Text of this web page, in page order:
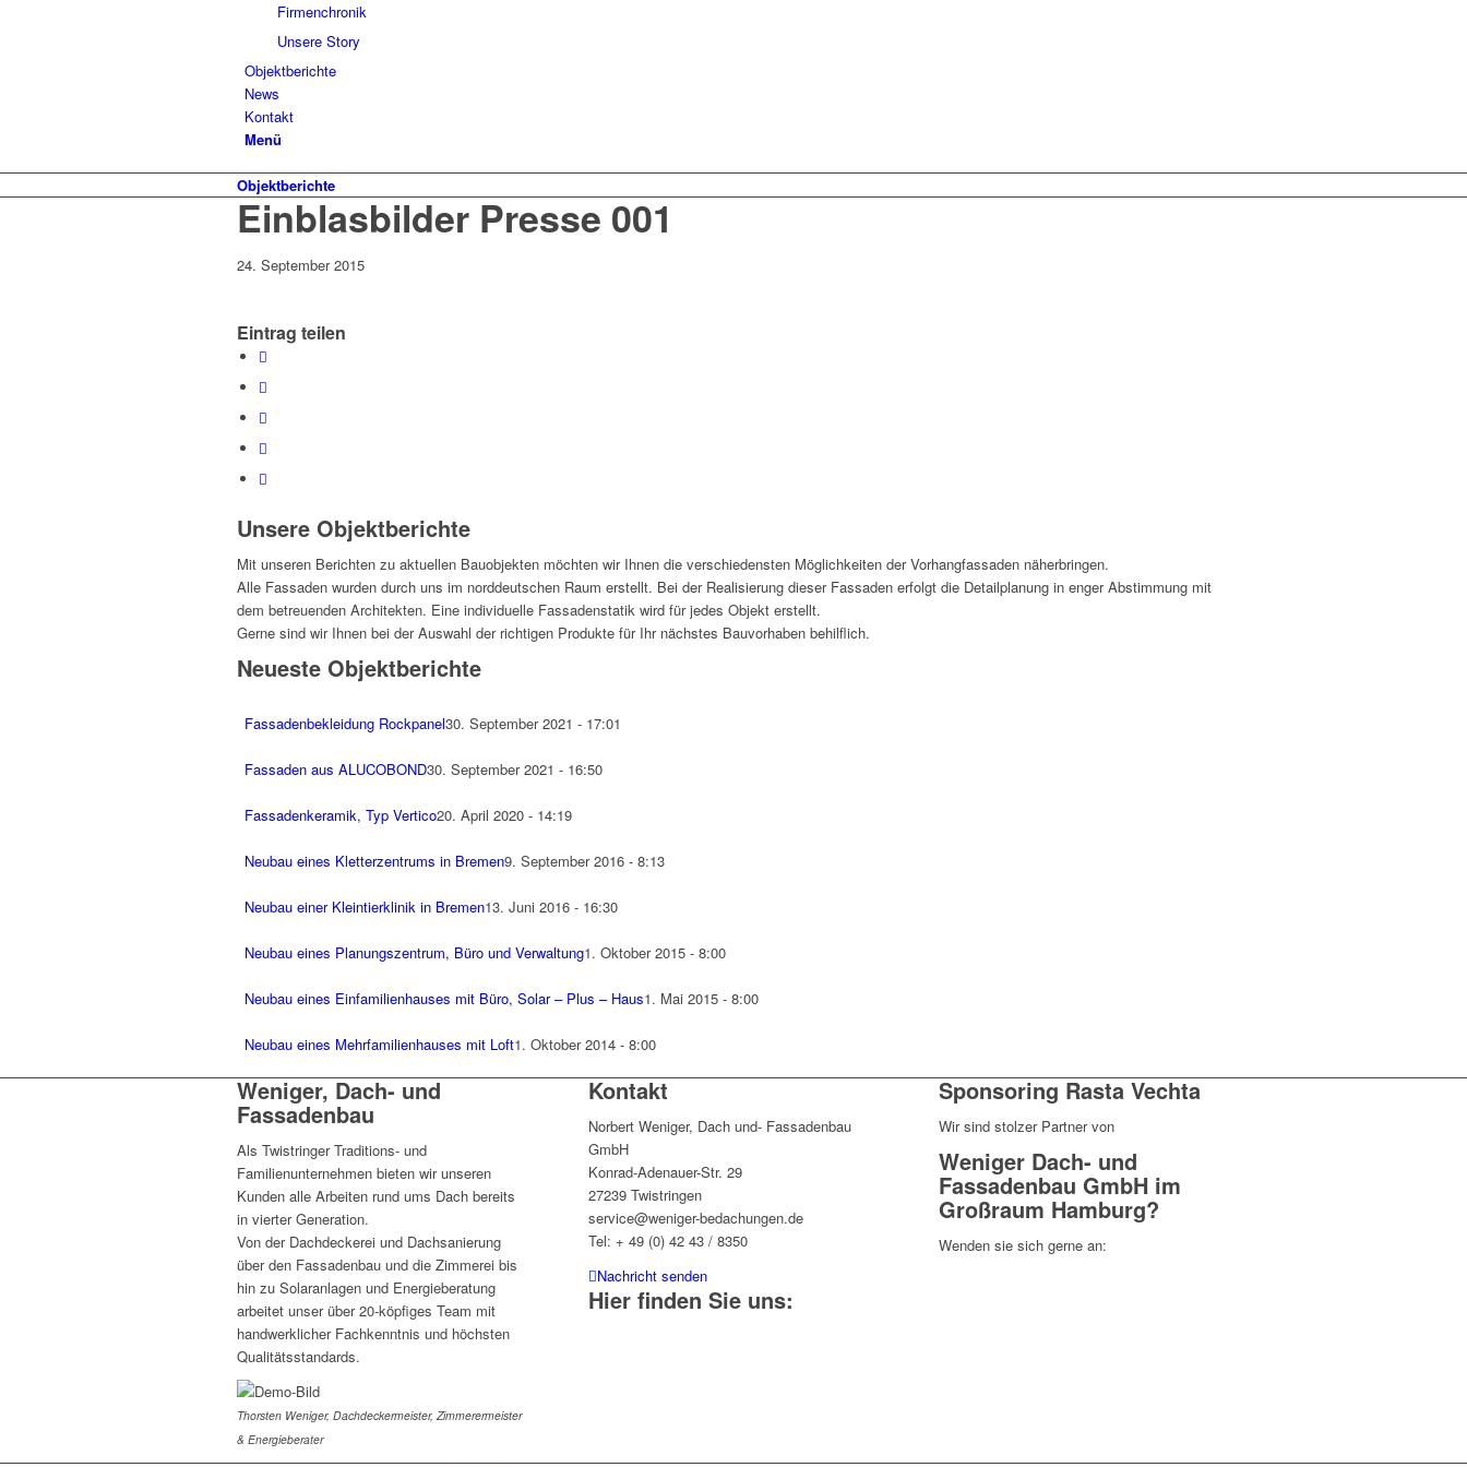
Firmenchronik
Unsere Story
Objektberichte
News
Kontakt
Menü
Objektberichte
Einblasbilder Presse 001
24. September 2015
Eintrag teilen
Unsere Objektberichte
Mit unseren Berichten zu aktuellen Bauobjekten möchten wir Ihnen die verschiedensten Möglichkeiten der Vorhangfassaden näherbringen.
Alle Fassaden wurden durch uns im norddeutschen Raum erstellt. Bei der Realisierung dieser Fassaden erfolgt die Detailplanung in enger Abstimmung mit
dem betreuenden Architekten. Eine individuelle Fassadenstatik wird für jedes Objekt erstellt.
Gerne sind wir Ihnen bei der Auswahl der richtigen Produkte für Ihr nächstes Bauvorhaben behilflich.
Neueste Objektberichte
Fassadenbekleidung Rockpanel30. September 2021 - 17:01
Fassaden aus ALUCOBOND30. September 2021 - 16:50
Fassadenkeramik, Typ Vertico20. April 2020 - 14:19
Neubau eines Kletterzentrums in Bremen9. September 2016 - 8:13
Neubau einer Kleintierklinik in Bremen13. Juni 2016 - 16:30
Neubau eines Planungszentrum, Büro und Verwaltung1. Oktober 2015 - 8:00
Neubau eines Einfamilienhauses mit Büro, Solar – Plus – Haus1. Mai 2015 - 8:00
Neubau eines Mehrfamilienhauses mit Loft1. Oktober 2014 - 8:00
Weniger, Dach- und
Fassadenbau
Als Twistringer Traditions- und
Familienunternehmen bieten wir unseren
Kunden alle Arbeiten rund ums Dach bereits
in vierter Generation.
Von der Dachdeckerei und Dachsanierung
über den Fassadenbau und die Zimmerei bis
hin zu Solaranlagen und Energieberatung
arbeitet unser über 20-köpfiges Team mit
handwerklicher Fachkenntnis und höchsten
Qualitätsstandards.
Thorsten Weniger, Dachdeckermeister, Zimmerermeister
& Energieberater
Kontakt
Norbert Weniger, Dach und- Fassadenbau
GmbH
Konrad-Adenauer-Str. 29
27239 Twistringen
service@weniger-bedachungen.de
Tel: + 49 (0) 42 43 / 8350
Nachricht senden
Hier finden Sie uns:
Sponsoring Rasta Vechta
Wir sind stolzer Partner von
Weniger Dach- und
Fassadenbau GmbH im
Großraum Hamburg?
Wenden sie sich gerne an: